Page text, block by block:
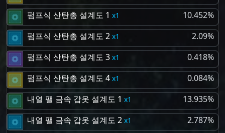
펌프식 산탄총 설계도 1
1
10.452%
펌프식 산탄총 설계도 2
1
2.09%
펌프식 산탄총 설계도 3
1
0.418%
펌프식 산탄총 설계도 4
1
0.084%
내열 팰 금속 갑옷 설계도 1
1
13.935%
내열 팰 금속 갑옷 설계도 2
1
2.787%